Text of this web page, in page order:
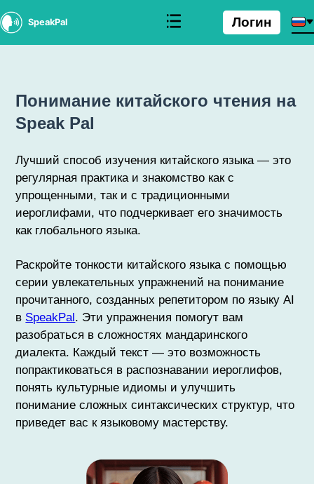
SpeakPal Логин
Понимание китайского чтения на
Speak Pal
Лучший способ изучения китайского языка — это
регулярная практика и знакомство как с
упрощенными, так и с традиционными
иероглифами, что подчеркивает его значимость
как глобального языка.
Раскройте тонкости китайского языка с помощью
серии увлекательных упражнений на понимание
прочитанного, созданных репетитором по языку AI
в SpeakPal. Эти упражнения помогут вам
разобраться в сложностях мандаринского
диалекта. Каждый текст — это возможность
попрактиковаться в распознавании иероглифов,
понять культурные идиомы и улучшить
понимание сложных синтаксических структур, что
приведет вас к языковому мастерству.